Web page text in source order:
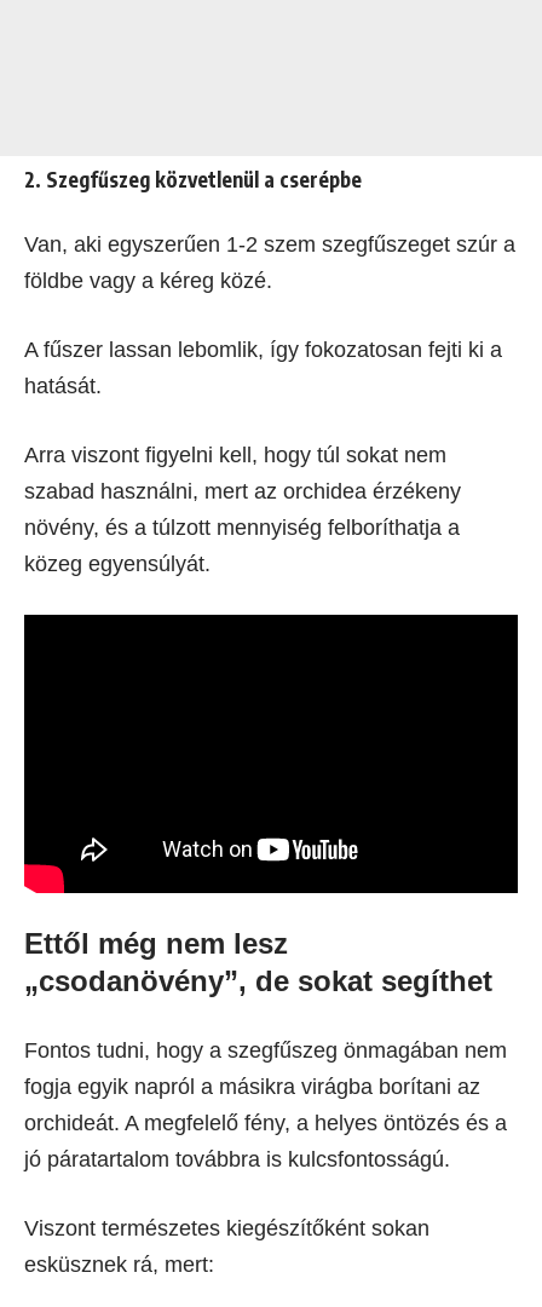
2. Szegfűszeg közvetlenül a cserépbe
Van, aki egyszerűen 1-2 szem szegfűszeget szúr a
földbe vagy a kéreg közé.
A fűszer lassan lebomlik, így fokozatosan fejti ki a
hatását.
Arra viszont figyelni kell, hogy túl sokat nem
szabad használni, mert az orchidea érzékeny
növény, és a túlzott mennyiség felboríthatja a
közeg egyensúlyát.
Ettől még nem lesz
„csodanövény”, de sokat segíthet
Fontos tudni, hogy a szegfűszeg önmagában nem
fogja egyik napról a másikra virágba borítani az
orchideát. A megfelelő fény, a helyes öntözés és a
jó páratartalom továbbra is kulcsfontosságú.
Viszont természetes kiegészítőként sokan
esküsznek rá, mert: